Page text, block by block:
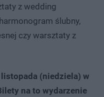
z wedding
ślubny,
czy warsztaty z
(niedziela) w
na to wydarzenie